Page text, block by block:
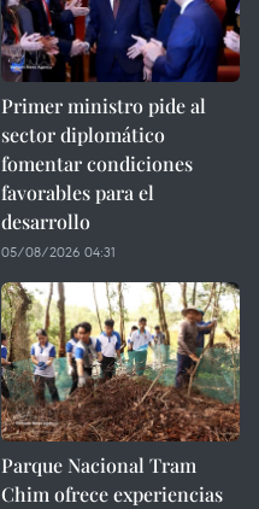
Primer ministro pide al
sector diplomático
fomentar condiciones
favorables para el
desarrollo
05/08/2026 04:31
Parque Nacional Tram
Chim ofrece experiencias